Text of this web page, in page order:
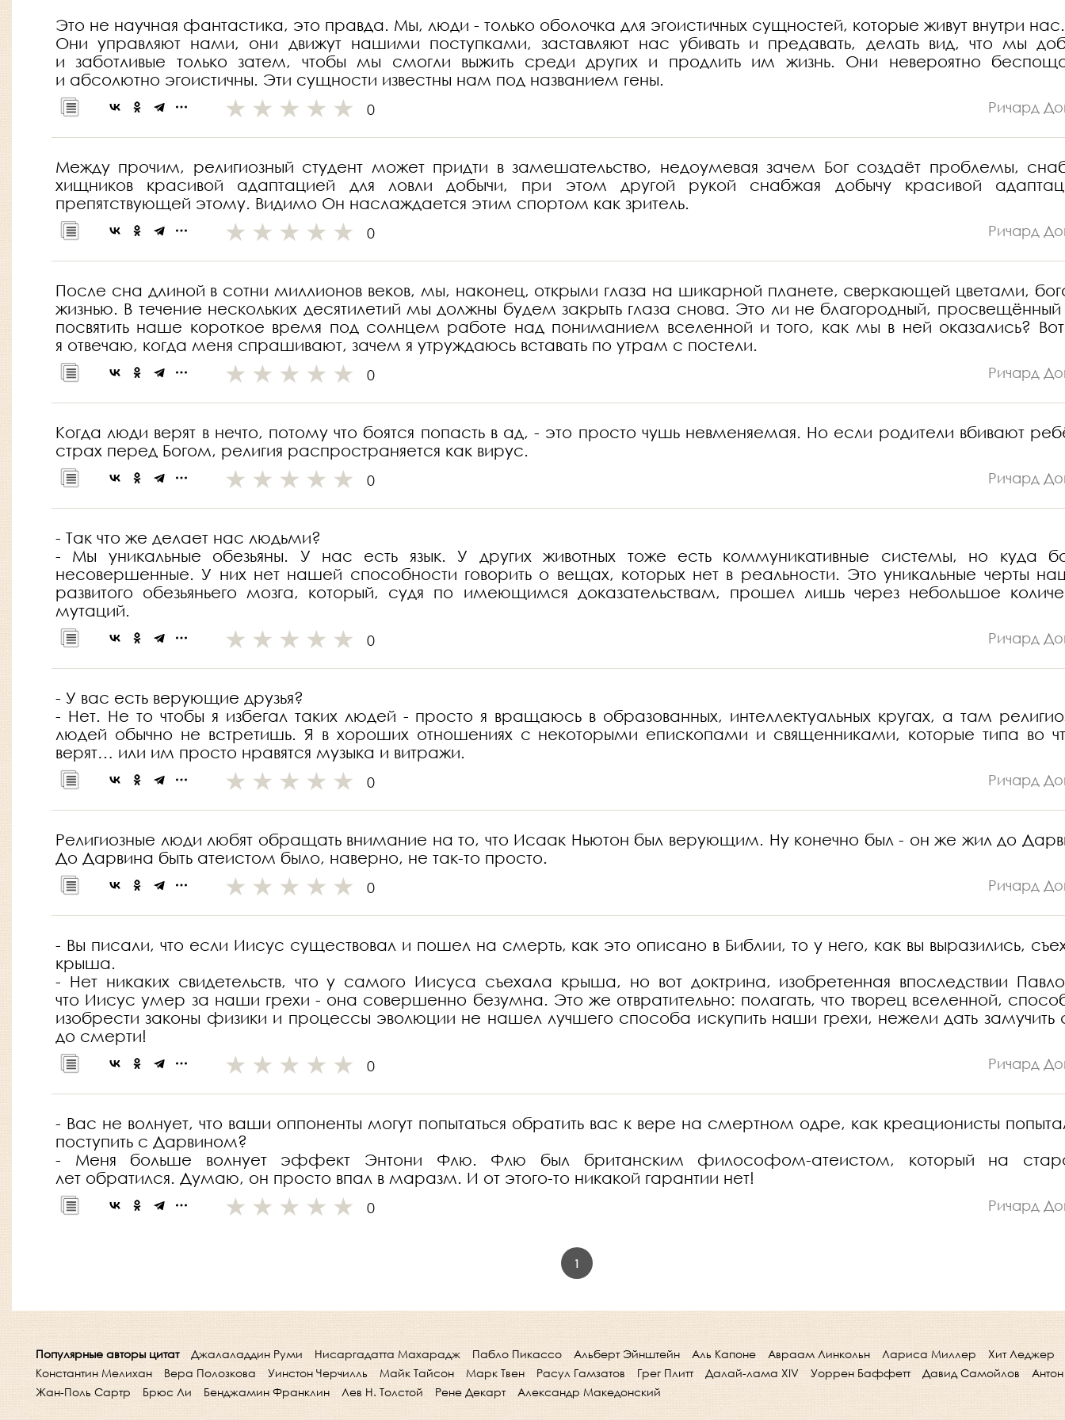
Это не научная фантастика, это правда. Мы, люди - только оболочка для эгоистичных сущностей, которые живут внутри нас.
Они управляют нами, они движут нашими поступками, заставляют нас убивать и предавать, делать вид, что мы
и заботливые только затем, чтобы мы смогли выжить среди других и продлить им жизнь. Они невероятно
и абсолютно эгоистичны. Эти сущности известны нам под названием гены.
0 Ричард
Между прочим, религиозный студент может придти в замешательство, недоумевая зачем Бог создаёт проблемы,
хищников красивой адаптацией для ловли добычи, при этом другой рукой снабжая добычу красивой
препятствующей этому. Видимо Он наслаждается этим спортом как зритель.
0 Ричард
После сна длиной в сотни миллионов веков, мы, наконец, открыли глаза на шикарной планете, сверкающей цветами,
жизнью. В течение нескольких десятилетий мы должны будем закрыть глаза снова. Это ли не благородный, просвещённый
посвятить наше короткое время под солнцем работе над пониманием вселенной и того, как мы в ней оказались?
я отвечаю, когда меня спрашивают, зачем я утруждаюсь вставать по утрам с постели.
0 Ричард
Когда люди верят в нечто, потому что боятся попасть в ад, - это просто чушь невменяемая. Но если родители вбивают
страх перед Богом, религия распространяется как вирус.
0 Ричард
- Так что же делает нас людьми?
- Мы уникальные обезьяны. У нас есть язык. У других животных тоже есть коммуникативные системы, но куда
несовершенные. У них нет нашей способности говорить о вещах, которых нет в реальности. Это уникальные черты
развитого обезьяньего мозга, который, судя по имеющимся доказательствам, прошел лишь через небольшое
мутаций.
0 Ричард
- У вас есть верующие друзья?
- Нет. Не то чтобы я избегал таких людей - просто я вращаюсь в образованных, интеллектуальных кругах, а там
людей обычно не встретишь. Я в хороших отношениях с некоторыми епископами и священниками, которые типа во
верят… или им просто нравятся музыка и витражи.
0 Ричард
Религиозные люди любят обращать внимание на то, что Исаак Ньютон был верующим. Ну конечно был - он же жил до
До Дарвина быть атеистом было, наверно, не так-то просто.
0 Ричард
- Вы писали, что если Иисус существовал и пошел на смерть, как это описано в Библии, то у него, как вы выразились,
крыша.
- Нет никаких свидетельств, что у самого Иисуса съехала крыша, но вот доктрина, изобретенная впоследствии
что Иисус умер за наши грехи - она совершенно безумна. Это же отвратительно: полагать, что творец вселенной,
изобрести законы физики и процессы эволюции не нашел лучшего способа искупить наши грехи, нежели дать замучить
до смерти!
0 Ричард
- Вас не волнует, что ваши оппоненты могут попытаться обратить вас к вере на смертном одре, как креационисты
поступить с Дарвином?
- Меня больше волнует эффект Энтони Флю. Флю был британским философом-атеистом, который на
лет обратился. Думаю, он просто впал в маразм. И от этого-то никакой гарантии нет!
0 Ричард
1
Популярные авторы цитат Джалаладдин Руми Нисаргадатта Махарадж Пабло Пикассо Альберт Эйнштейн Аль Капоне Авраам Линкольн Лариса Миллер
Хит Леджер
Константин Мелихан
Вера Полозкова Уинстон Черчилль Майк Тайсон Марк Твен Расул Гамзатов Грег Плитт Далай-лама XIV Уоррен Баффетт Давид Самойлов
Жан-Поль Сартр
Брюс Ли Бенджамин Франклин Лев Н. Толстой Рене Декарт Александр Македонский